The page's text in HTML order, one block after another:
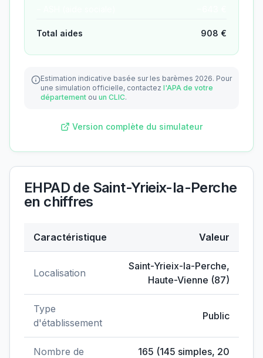
Total aides 908 €
Estimation indicative basée sur les barèmes 2026. Pour
une simulation officielle, contactez l'APA de votre
département ou un CLIC.
Version complète du simulateur
EHPAD de Saint-Yrieix-la-Perche
en chiffres
Caractéristique Valeur
Localisation
Saint-Yrieix-la-Perche,
Haute-Vienne (87)
Type
d'établissement
Public
Nombre de
165 (145 simples, 20